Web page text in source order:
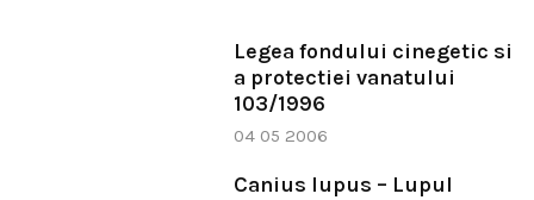
Legea fondului cinegetic si
a protectiei vanatului
103/1996
04 05 2006
Canius lupus – Lupul